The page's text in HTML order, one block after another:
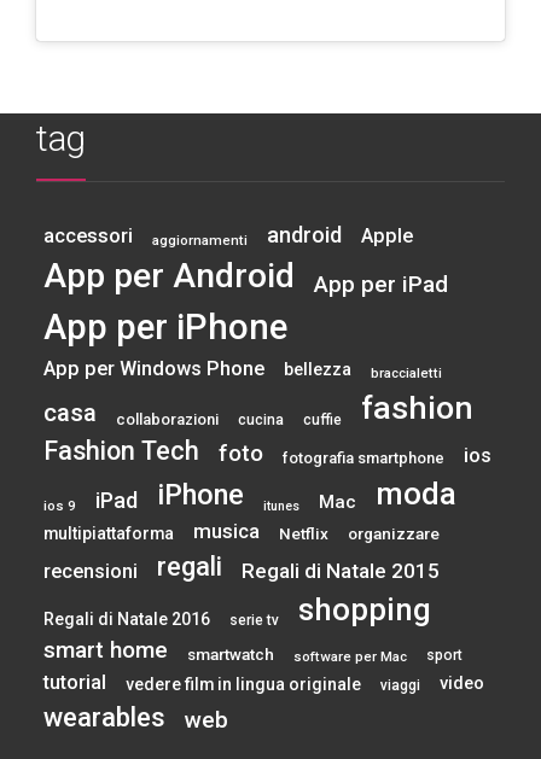
tag
accessori aggiornamenti android Apple
App per Android App per iPad
App per iPhone
App per Windows Phone bellezza braccialetti
casa collaborazioni cucina cuffie fashion
Fashion Tech foto fotografia smartphone ios
ios 9 iPad iPhone itunes Mac moda
multipiattaforma musica Netflix organizzare
recensioni regali Regali di Natale 2015
Regali di Natale 2016 serie tv shopping
smart home smartwatch software per Mac sport
tutorial vedere film in lingua originale viaggi video
wearables web